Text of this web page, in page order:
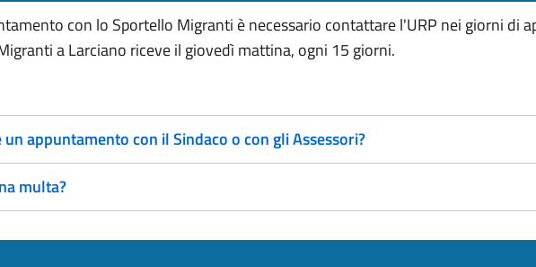
con lo Sportello Migranti è necessario contattare l'URP nei giorni di
a Larciano riceve il giovedì mattina, ogni 15 giorni.
appuntamento con il Sindaco o con gli Assessori?
multa?